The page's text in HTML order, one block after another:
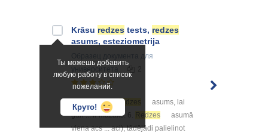
Ты можешь добавить
любую работу в список
пожеланий.
Круто!
Krāsu redzes tests, redzes
asums, esteziometrija
для
... . 5. Ļoti labs redzes
asums, lai
gan ... ir mazāks. 6. Redzes
asumā
viena acs ... aci), tādējādi palielinot